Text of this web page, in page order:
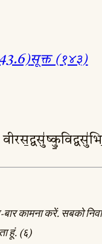
सूक्त (१४३)
बार कामना करें. सबको
हूं. (६)